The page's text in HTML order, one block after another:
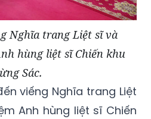
Nghĩa trang Liệt sĩ và
hùng liệt sĩ Chiến khu
Sác.
viếng Nghĩa trang Liệt
Anh hùng liệt sĩ Chiến